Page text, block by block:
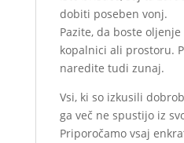
dobiti poseben vonj.
Pazite, da boste
kopalnici ali prostoru.
naredite tudi zunaj.
Vsi, ki so izkusili
ga več ne spustijo iz
Priporočamo vsaj